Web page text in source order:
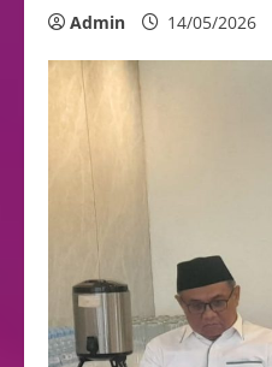
Admin 14/05/2026